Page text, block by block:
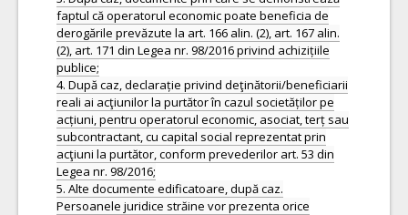
faptul că operatorul economic poate beneficia de
derogările prevăzute la art. 166 alin. (2), art. 167 alin.
(2), art. 171 din Legea nr. 98/2016 privind achizițiile
publice;
4. După caz, declarație privind deţinătorii/beneficiarii
reali ai acţiunilor la purtător în cazul societăților pe
acțiuni, pentru operatorul economic, asociat, terț sau
subcontractant, cu capital social reprezentat prin
acţiuni la purtător, conform prevederilor art. 53 din
Legea nr. 98/2016;
5. Alte documente edificatoare, după caz.
Persoanele juridice străine vor prezenta orice